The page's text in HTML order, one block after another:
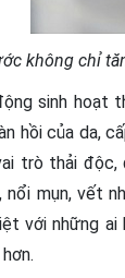
không chỉ
sinh hoạt
hồi của da,
trò thải độc,
nổi mụn, vết
với những